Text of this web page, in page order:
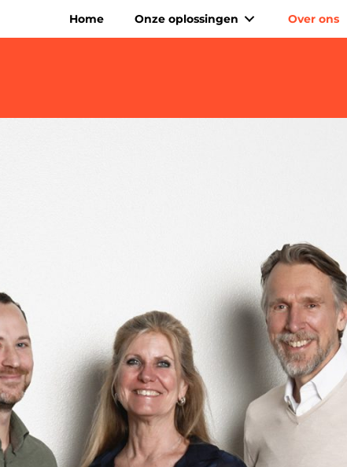
Home Onze oplossingen Over ons